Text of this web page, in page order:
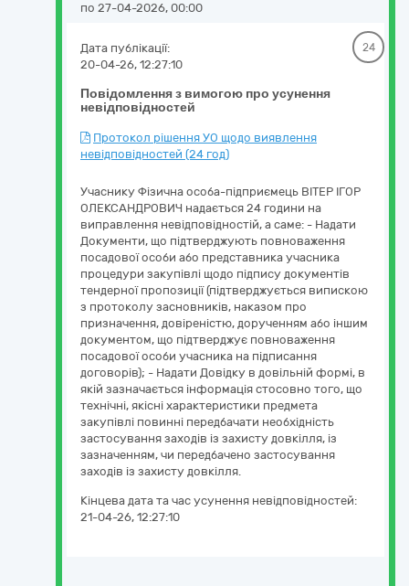
по 27-04-2026, 00:00
Повідомлення з вимогою про усунення
невідповідностей
Дата публікації:
20-04-26, 12:27:10
24
Протокол рішення УО щодо виявлення
невідповідностей (24 год)
Учаснику Фізична особа-підприємець ВІТЕР ІГОР
ОЛЕКСАНДРОВИЧ надається 24 години на
виправлення невідповідностій, а саме: - Надати
Документи, що підтверджують повноваження
посадової особи або представника учасника
процедури закупівлі щодо підпису документів
тендерної пропозиції (підтверджується випискою
з протоколу засновників, наказом про
призначення, довіреністю, дорученням або іншим
документом, що підтверджує повноваження
посадової особи учасника на підписання
договорів); - Надати Довідку в довільній формі, в
якій зазначається інформація стосовно того, що
технічні, якісні характеристики предмета
закупівлі повинні передбачати необхідність
застосування заходів із захисту довкілля, із
зазначенням, чи передбачено застосування
заходів із захисту довкілля.
Кінцева дата та час усунення невідповідностей:
21-04-26, 12:27:10